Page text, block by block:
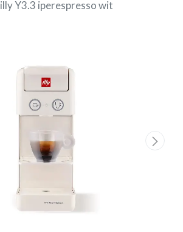
illy Y3.3 iperespresso wit